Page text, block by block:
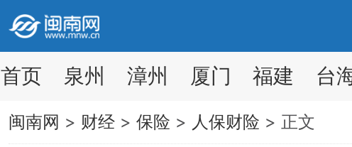
首页 泉州 漳州 厦门 福建 台
闽南网 > 财经> 保险 > 人保财险 > 正文